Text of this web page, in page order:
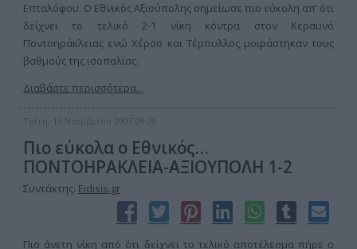
Επταλόφου. Ο Εθνικός Αξιούπολης σημείωσε πιο εύκολη απ’ ότι
δείχνει το τελικό 2-1 νίκη κόντρα στον Κεραυνό
Ποντοηράκλειας ενώ Χέρσο και Τέρπυλλος μοιράστηκαν τους
βαθμούς της ισοπαλίας.
Διαβάστε περισσότερα...
Τρίτη, 13 Νοεμβρίου 2007 09:28
Πιο εύκολα ο Εθνικός…
ΠΟΝΤΟΗΡΑΚΛΕΙΑ-ΑΞΙΟΥΠΟΛΗ 1-2
Συντάκτης: Eidisis.gr
Πιο άνετη νίκη από ότι δείχνει το τελικό αποτέλεσμα πήρε ο